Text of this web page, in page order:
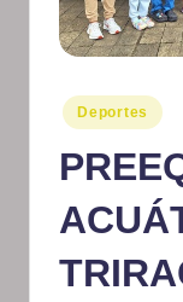
m
iv
o
Publicado
en
Deportes